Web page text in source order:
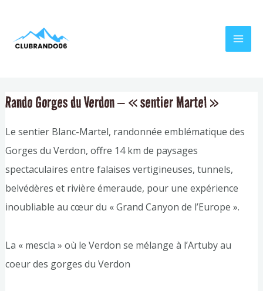
contenu
Rando Gorges du Verdon – « sentier Martel »
Le sentier Blanc-Martel, randonnée emblématique des
Gorges du Verdon, offre 14 km de paysages
spectaculaires entre falaises vertigineuses, tunnels,
belvédères et rivière émeraude, pour une expérience
inoubliable au cœur du « Grand Canyon de l’Europe ».
La « mescla » où le Verdon se mélange à l’Artuby au
coeur des gorges du Verdon
de
l’article